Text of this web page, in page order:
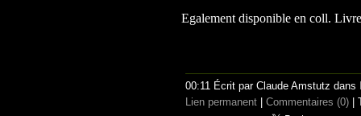
Egalement disponible en coll.
00:11 Écrit par Claude Amstutz dans
Lien permanent
Commentaires (0) |